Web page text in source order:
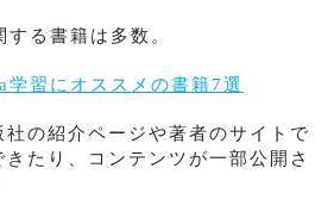
る書籍は多数。
学習にオススメの書籍7選
の紹介ページや著者のサイトで
たり、コンテンツが一部公開さ